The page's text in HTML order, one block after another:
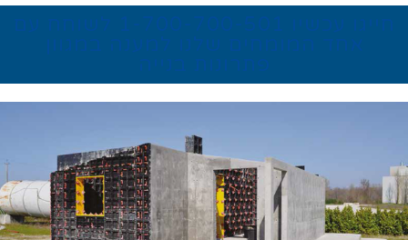
תבניות ליציקת קירות
תבניות ליציקת עמודים